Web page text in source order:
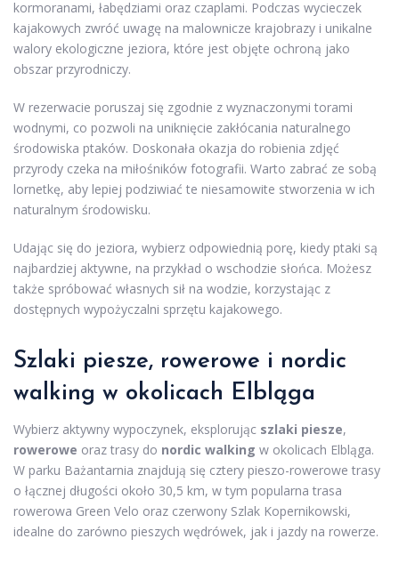
kormoranami, łabędziami oraz czaplami. Podczas wycieczek
kajakowych zwróć uwagę na malownicze krajobrazy i unikalne
walory ekologiczne jeziora, które jest objęte ochroną jako
obszar przyrodniczy.
W rezerwacie poruszaj się zgodnie z wyznaczonymi torami
wodnymi, co pozwoli na uniknięcie zakłócania naturalnego
środowiska ptaków. Doskonała okazja do robienia zdjęć
przyrody czeka na miłośników fotografii. Warto zabrać ze sobą
lornetkę, aby lepiej podziwiać te niesamowite stworzenia w ich
naturalnym środowisku.
Udając się do jeziora, wybierz odpowiednią porę, kiedy ptaki są
najbardziej aktywne, na przykład o wschodzie słońca. Możesz
także spróbować własnych sił na wodzie, korzystając z
dostępnych wypożyczalni sprzętu kajakowego.
Szlaki piesze, rowerowe i nordic
walking w okolicach Elbląga
Wybierz aktywny wypoczynek, eksplorując szlaki piesze,
rowerowe oraz trasy do nordic walking w okolicach Elbląga.
W parku Bażantarnia znajdują się cztery pieszo-rowerowe trasy
o łącznej długości około 30,5 km, w tym popularna trasa
rowerowa Green Velo oraz czerwony Szlak Kopernikowski,
idealne do zarówno pieszych wędrówek, jak i jazdy na rowerze.